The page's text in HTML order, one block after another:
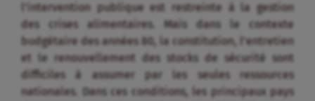
l’intervention publique est restreinte à la gestion
des crises alimentaires. Mais dans le contexte
budgétaire des années 80, la constitution, l’entretien
et le renouvellement des stocks de sécurité sont
difficiles à assumer par les seules ressources
nationales. Dans ces conditions, les principaux pays